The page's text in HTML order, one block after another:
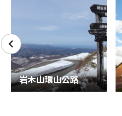
岩木山環山公路